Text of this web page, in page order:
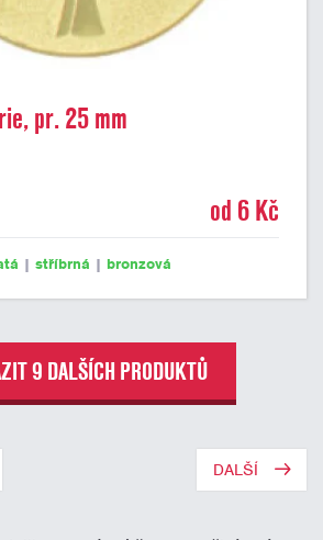
pr. 25 mm
od 6 Kč
| stříbrná | bronzová
9 DALŠÍCH PRODUKTŮ
DALŠÍ